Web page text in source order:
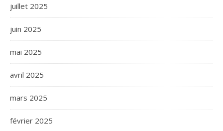
juillet 2025
juin 2025
mai 2025
avril 2025
mars 2025
février 2025